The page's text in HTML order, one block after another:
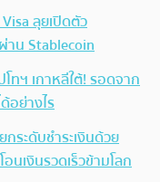
ลุยเปิดตัว
าน Stablecoin
ทฯ เกาหลีใต้! รอดจาก
อย่างไร
ระดับชำระเงินด้วย
นเงินรวดเร็วข้ามโลก